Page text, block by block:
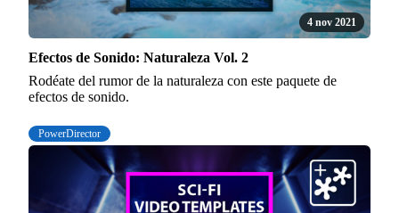
4 nov 2021
Efectos de Sonido: Naturaleza Vol. 2
Rodéate del rumor de la naturaleza con este paquete de
efectos de sonido.
PowerDirector